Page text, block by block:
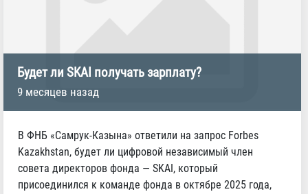
Будет ли SKAI получать зарплату?
9 месяцев назад
В ФНБ «Самрук-Казына» ответили на запрос Forbes
Kazakhstan, будет ли цифровой независимый член
совета директоров фонда — SKAI, который
присоединился к команде фонда в октябре 2025 года,